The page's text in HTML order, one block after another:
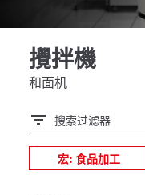
攪拌機
和面机
搜索过滤器
宏: 食品加工